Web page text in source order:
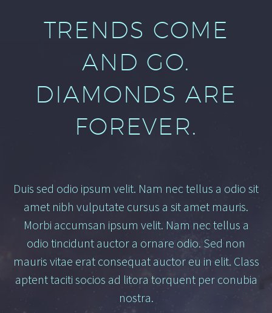
TRENDS COME
AND GO.
DIAMONDS ARE
FOREVER.
Duis sed odio ipsum velit. Nam nec tellus a odio sit
amet nibh vulputate cursus a sit amet mauris.
Morbi accumsan ipsum velit. Nam nec tellus a
odio tincidunt auctor a ornare odio. Sed non
mauris vitae erat consequat auctor eu in elit. Class
aptent taciti socios ad litora torquent per conubia
nostra.